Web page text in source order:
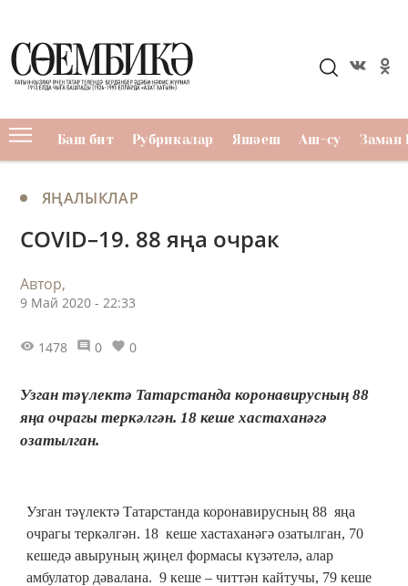
Баш бит Рубрикалар Яшәеш Аш-су Заман
ЯҢАЛЫКЛАР
COVID–19. 88 яңа очрак
Автор,
9 Май 2020 - 22:33
1478 0 0
Узган тәүлектә Татарстанда коронавирусның 88
яңа очрагы теркәлгән. 18 кеше хастаханәгә
озатылган.
Узган тәүлектә Татарстанда коронавирусның 88 яңа
очрагы теркәлгән. 18 кеше хастаханәгә озатылган, 70
кешедә авыруның җиңел формасы күзәтелә, алар
амбулатор дәвалана. 9 кеше – читтән кайтучы, 79 кеше